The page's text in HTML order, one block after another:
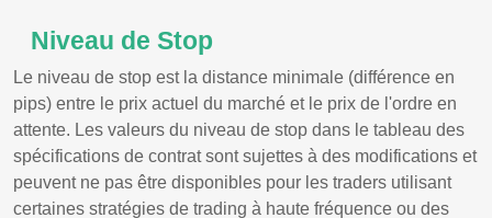
Niveau de Stop
Le niveau de stop est la distance minimale (différence en
pips) entre le prix actuel du marché et le prix de l'ordre en
attente. Les valeurs du niveau de stop dans le tableau des
spécifications de contrat sont sujettes à des modifications et
peuvent ne pas être disponibles pour les traders utilisant
certaines stratégies de trading à haute fréquence ou des